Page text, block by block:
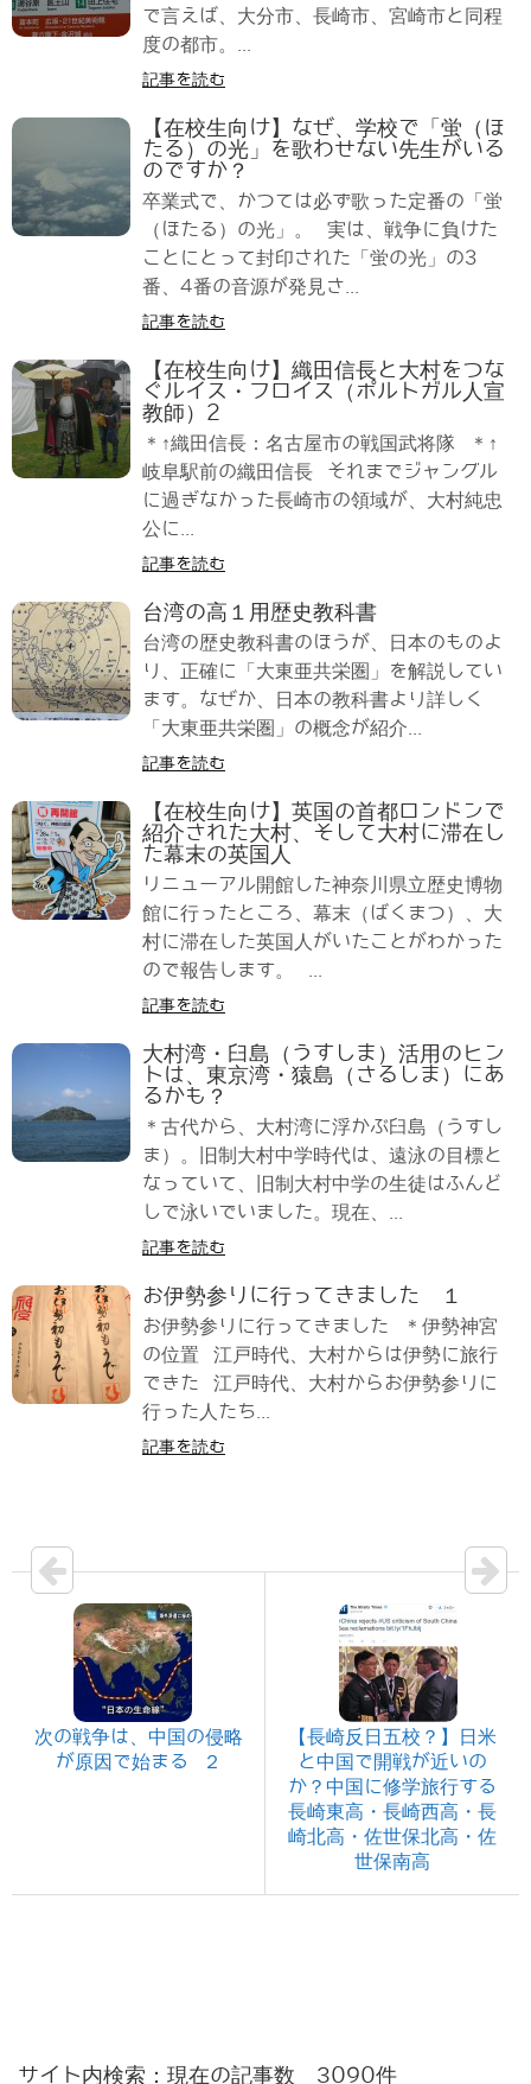
で言えば、大分市、長崎市、宮崎市と同程
度の都市。...
記事を読む
【在校生向け】なぜ、学校で「蛍（ほ
たる）の光」を歌わせない先生がいる
のですか？
卒業式で、かつては必ず歌った定番の「蛍
（ほたる）の光」。 実は、戦争に負けた
ことにとって封印された「蛍の光」の3
番、4番の音源が発見さ...
記事を読む
【在校生向け】織田信長と大村をつな
ぐルイス・フロイス（ポルトガル人宣
教師）2
＊↑織田信長：名古屋市の戦国武将隊 ＊↑
岐阜駅前の織田信長 それまでジャングル
に過ぎなかった長崎市の領域が、大村純忠
公に...
記事を読む
台湾の高１用歴史教科書
台湾の歴史教科書のほうが、日本のものよ
り、正確に「大東亜共栄圏」を解説してい
ます。なぜか、日本の教科書より詳しく
「大東亜共栄圏」の概念が紹介...
記事を読む
【在校生向け】英国の首都ロンドンで
紹介された大村、そして大村に滞在し
た幕末の英国人
リニューアル開館した神奈川県立歴史博物
館に行ったところ、幕末（ばくまつ）、大
村に滞在した英国人がいたことがわかった
ので報告します。 ...
記事を読む
大村湾・臼島（うすしま）活用のヒン
トは、東京湾・猿島（さるしま）にあ
るかも？
＊古代から、大村湾に浮かぶ臼島（うすし
ま）。旧制大村中学時代は、遠泳の目標と
なっていて、旧制大村中学の生徒はふんど
しで泳いでいました。現在、...
記事を読む
お伊勢参りに行ってきました １
お伊勢参りに行ってきました ＊伊勢神宮
の位置 江戸時代、大村からは伊勢に旅行
できた 江戸時代、大村からお伊勢参りに
行った人たち...
記事を読む
次の戦争は、中国の侵略
が原因で始まる ２
【長崎反日五校？】日米
と中国で開戦が近いの
か？中国に修学旅行する
長崎東高・長崎西高・長
崎北高・佐世保北高・佐
世保南高
サイト内検索：現在の記事数 3090件